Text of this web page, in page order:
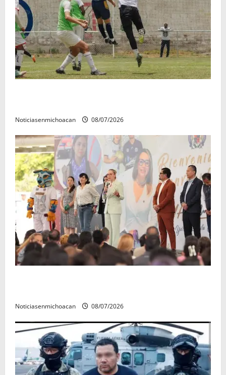
Noticiasenmichoacan 08/07/2026
Noticiasenmichoacan 08/07/2026